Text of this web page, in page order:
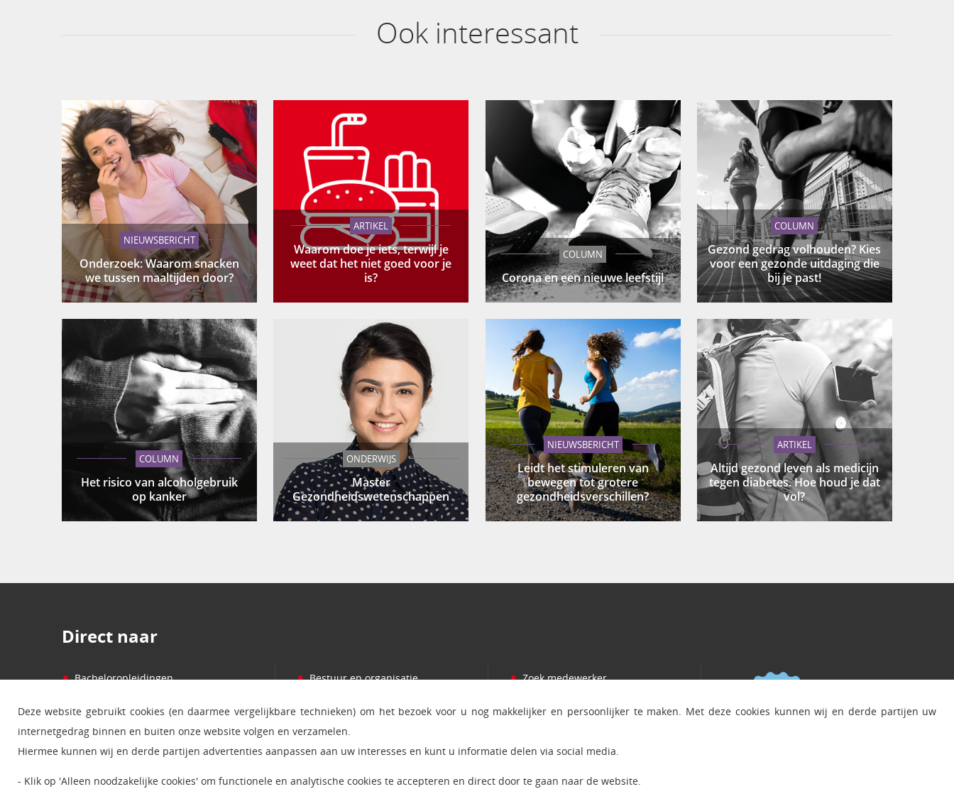
Ook interessant
NIEUWSBERICHT
Onderzoek: Waarom snacken
we tussen maaltijden door?
ARTIKEL
Waarom doe je iets, terwijl je
weet dat het niet goed voor je
is?
COLUMN
Corona en een nieuwe leefstijl
COLUMN
Gezond gedrag volhouden? Kies
voor een gezonde uitdaging die
bij je past!
COLUMN
Het risico van alcoholgebruik
op kanker
ONDERWIJS
Master
Gezondheidswetenschappen
NIEUWSBERICHT
Leidt het stimuleren van
bewegen tot grotere
gezondheidsverschillen?
ARTIKEL
Altijd gezond leven als medicijn
tegen diabetes. Hoe houd je dat
vol?
Deze website gebruikt cookies (en daarmee vergelijkbare technieken) om het bezoek voor u nog makkelijker en persoonlijker te maken. Met deze cookies kunnen wij en derde partijen uw
internetgedrag binnen en buiten onze website volgen en verzamelen.
Hiermee kunnen wij en derde partijen advertenties aanpassen aan uw interesses en kunt u informatie delen via social media.
- Klik op 'Alleen noodzakelijke cookies' om functionele en analytische cookies te accepteren en direct door te gaan naar de website.
Direct naar
•Bacheloropleidingen
•
•Cursussen
•Informatie over studeren
• Studiecentra
•Bestuur en organisatie
•
•Samenwerken
•Bijzondere leerstoelen
•Nevenwerkzaamheden
•Zoek medewerker
•
•Ict status en onderhoud
• RSS feed nieuws